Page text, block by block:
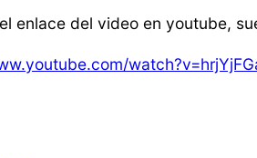
enlace del video en youtube,